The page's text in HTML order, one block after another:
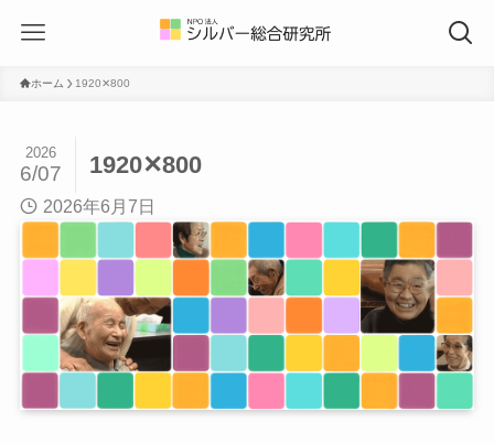
ホーム 1920✕800
1920✕800
2026
6/07
2026年6月7日